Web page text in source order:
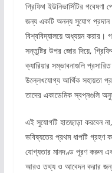
গ্রিফিথ ইউনিভার্সিটির গবেষণা
জন্য একটি অনন্য সুযোগ প্রদান
বিশ্ববিদ্যালয়ে অধ্যয়ন করার।
সন্তুষ্টির উপর জোর দিয়ে, গ্রিফিথ
ক্যারিয়ার সম্ভাবনাগুলি
উল্লেখযোগ্য আর্থিক সহায়তা
তাদের একাডেমিক স্বপ্নগুলি
এই সুযোগটি হাতছাড়া করবেন
ভবিষ্যতের প্রথম ধাপটি
যোগ্যতার মানদণ্ড পূরণ করুন
আরও তথ্য ও আবেদন করার